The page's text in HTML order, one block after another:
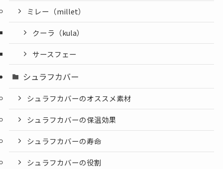
ミレー（millet）
クーラ（kula）
サースフェー
シュラフカバー
シュラフカバーのオススメ素材
シュラフカバーの保温効果
シュラフカバーの寿命
シュラフカバーの役割